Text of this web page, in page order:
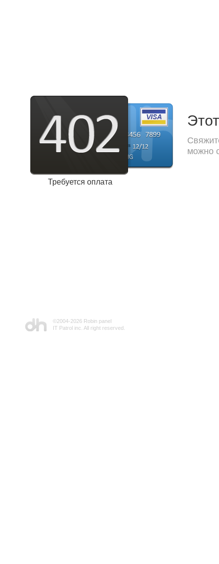
Требуется оплата
можно
©2004-2026 Robin panel
IT Patrol inc. All right reserved.